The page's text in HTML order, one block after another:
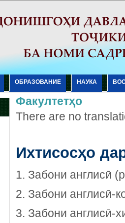
ОБРАЗОВАНИЕ НАУКА
Факултетҳо
There are no
Ихтисосҳо
1. Забони англисӣ
2. Забони англисӣ-
3. Забони англисӣ-